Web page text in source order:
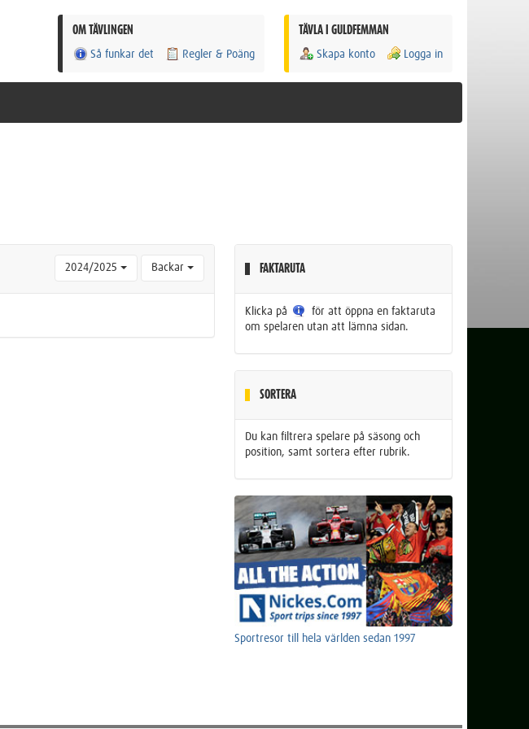
TÄVLA I GULDFEMMAN
Skapa konto Logga in
OM TÄVLINGEN
Så funkar det Regler & Poäng
2024/2025 Backar FAKTARUTA
Klicka på
för att öppna en faktaruta
om spelaren utan att lämna sidan.
SORTERA
Du kan filtrera spelare på säsong och
position, samt sortera efter rubrik.
Sportresor till hela världen sedan 1997